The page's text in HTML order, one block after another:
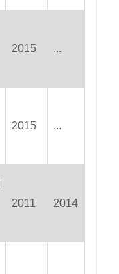
2015 ...
2015 ...
2011 2014